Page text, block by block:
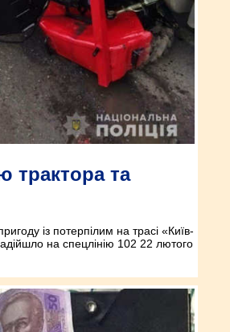
трактора та
із потерпілим на трасі «Київ-
на спецлінію 102 22 лютого